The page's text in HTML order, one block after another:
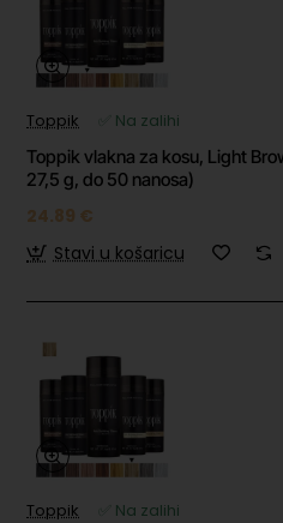
Toppik
✅ Na zalihi
Toppik vlakna za kosu, Light
27,5 g, do 50 nanosa)
24.89 €
Stavi u košaricu
Toppik
✅ Na zalihi